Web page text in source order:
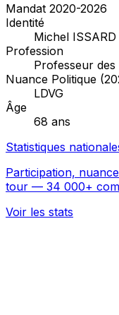
Mandat 2020-2026
Identité
Michel ISSARD
Profession
Professeur
Nuance Politique
LDVG
Âge
68 ans
Statistiques
Participation,
tour — 34 000+
Voir les stats